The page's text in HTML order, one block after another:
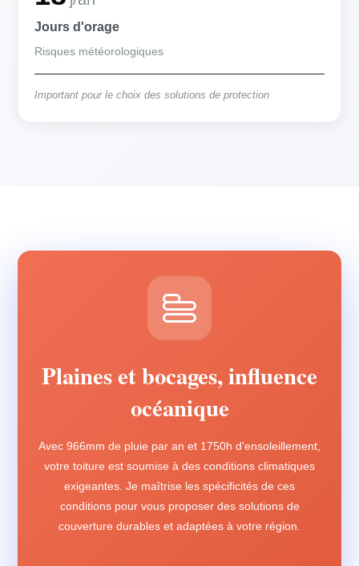
Jours d'orage
Risques météorologiques
Important pour le choix des solutions de protection
Plaines et bocages, influence
océanique
Avec 966mm de pluie par an et 1750h d'ensoleillement,
votre toiture est soumise à des conditions climatiques
exigeantes. Je maîtrise les spécificités de ces
conditions pour vous proposer des solutions de
couverture durables et adaptées à votre région.